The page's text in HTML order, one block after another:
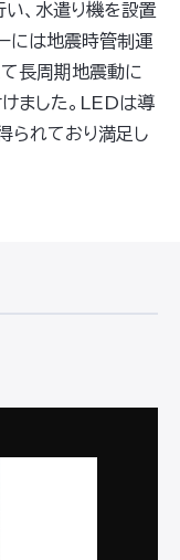
い、水遣り機を設置
には地震時管制運
長周期地震動に
ました。LEDは導
られており満足し